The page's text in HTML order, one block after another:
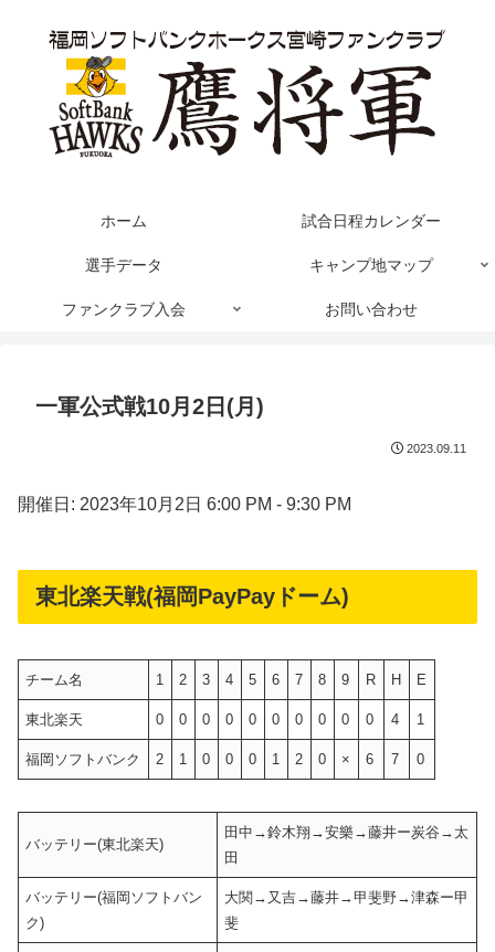
ホーム 試合日程カレンダー
選手データ キャンプ地マップ
ファンクラブ入会 お問い合わせ
一軍公式戦10月2日(月)
2023.09.11
開催日: 2023年10月2日 6:00 PM - 9:30 PM
東北楽天戦(福岡PayPayドーム)
チーム名 1 2 3 4 5 6 7 8 9 R H E
東北楽天 0 0 0 0 0 0 0 0 0 0 4 1
福岡ソフトバンク 2 1 0 0 0 1 2 0 × 6 7 0
バッテリー(東北楽天)
田中→鈴木翔→安樂→藤井ー炭谷→太
田
バッテリー(福岡ソフトバン
ク)
大関→又吉→藤井→甲斐野→津森ー甲
斐